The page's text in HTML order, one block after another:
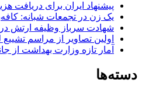
پیشنهاد ایران برای دریافت
یک زن در تجمعات شبانه:
شهادت سرباز وظیفه ارتش
اولین تصاویر از مراسم
آمار تازه وزارت بهداشت از
دسته‌ها